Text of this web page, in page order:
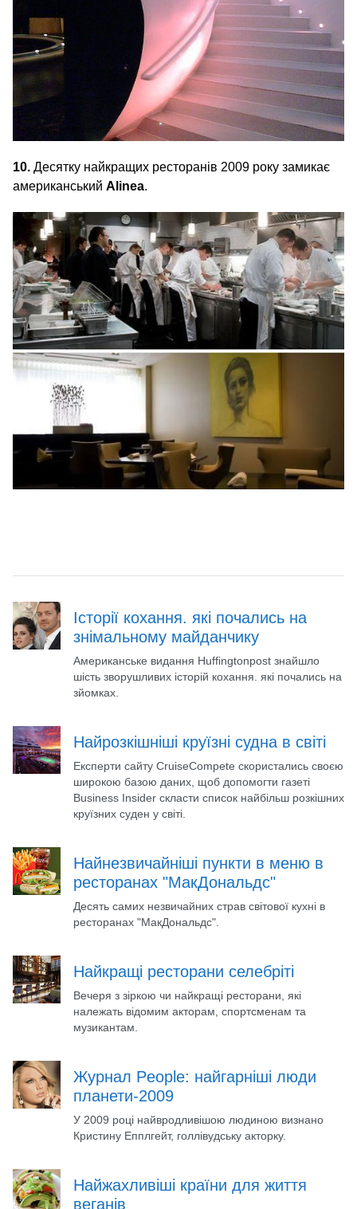
10. Десятку найкращих ресторанів 2009 року замикає
американський Alinea.
Історії кохання. які почались на
знімальному майданчику
Американське видання Huffingtonpost знайшло
шість зворушливих історій кохання. які почались на
зйомках.
Найрозкішніші круїзні судна в світі
Експерти сайту CruiseCompete скористались своєю
широкою базою даних, щоб допомогти газеті
Business Insider скласти список найбільш розкішних
круїзних суден у світі.
Найнезвичайніші пункти в меню в
ресторанах "МакДональдс"
Десять самих незвичайних страв світової кухні в
ресторанах "МакДональдс".
Найкращі ресторани селебріті
Вечеря з зіркою чи найкращі ресторани, які
належать відомим акторам, спортсменам та
музикантам.
Журнал People: найгарніші люди
планети-2009
У 2009 році найвродливішою людиною визнано
Кристину Епплгейт, голлівудську акторку.
Найжахливіші країни для життя
веганів